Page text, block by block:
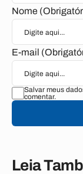
Nome
E-mail
Salvar meus
comentar.
Leia